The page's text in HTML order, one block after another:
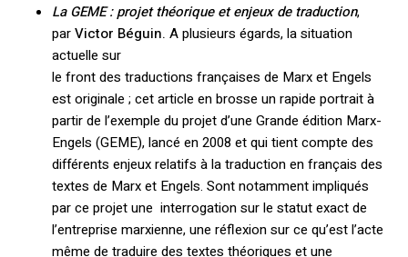
La GEME : projet théorique et enjeux de traduction,
parVictor Béguin. A plusieurs égards, la situation
actuelle sur
le front des traductions françaises de Marx et Engels
est originale ; cet article en brosse un rapide portrait à
partir de l’exemple du projet d’une Grande édition Marx-
Engels (GEME), lancé en 2008 et qui tient compte des
différents enjeux relatifs à la traduction en français des
textes de Marx et Engels. Sont notamment impliqués
par ce projet une interrogation sur le statut exact de
l’entreprise marxienne, une réflexion sur ce qu’est l’acte
même de traduire des textes théoriques et une